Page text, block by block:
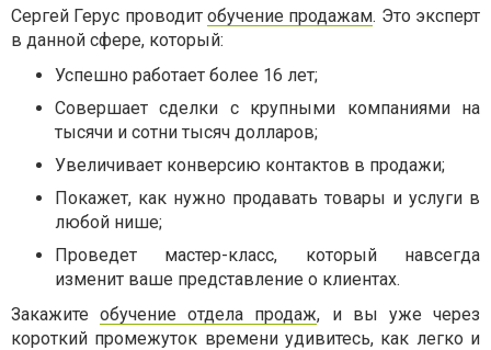
Сергей Герус проводит обучение продажам. Это эксперт
в данной сфере, который:
Успешно работает более 16 лет;
Совершает сделки с крупными компаниями на
тысячи и сотни тысяч долларов;
Увеличивает конверсию контактов в продажи;
Покажет, как нужно продавать товары и услуги в
любой нише;
Проведет мастер-класс, который навсегда
изменит ваше представление о клиентах.
Закажитеобучение отдела продаж, и вы уже через
короткий промежуток времени удивитесь, как легко и